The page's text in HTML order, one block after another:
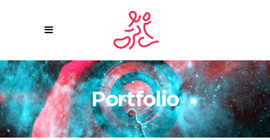
Portfolio